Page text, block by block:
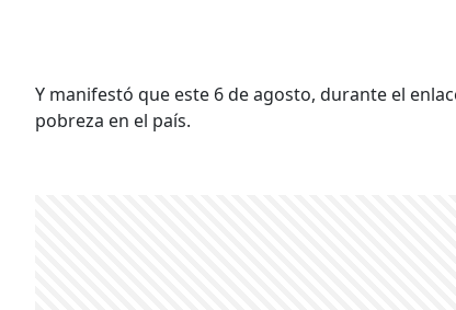
Y manifestó que este 6 de agosto, durante el
pobreza en el país.